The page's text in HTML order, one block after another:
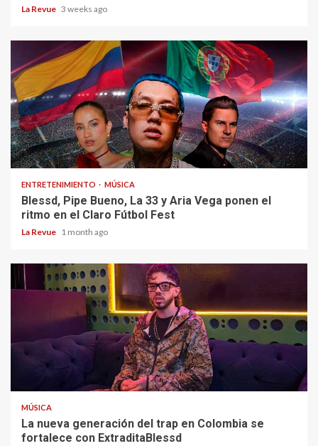
La Revue 3 weeks ago
ENTRETENIMIENTO MÚSICA
Blessd, Pipe Bueno, La 33 y Aria Vega ponen el
ritmo en el Claro Fútbol Fest
La Revue 1 month ago
MÚSICA
La nueva generación del trap en Colombia se
fortalece con ExtraditaBlessd